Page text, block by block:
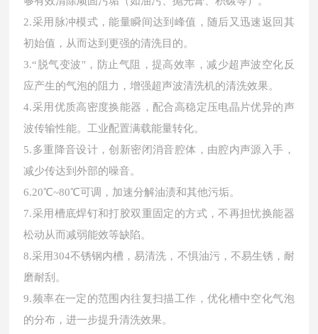
2.采用脉冲模式，能量瞬间达到峰值，随后又迅速返回其
初始值，从而达到更强的清洗目的。
3.“脱气变波"，防止气阻，提高效率，减少超声波空化反
应产生的气泡的阻力，增强超声波清洗机的清洗效果。
4.采用优质高密度换能器，配合高稳定压电晶片优异的声
波传输性能。工业配置满载能量转化。
5.多重降音设计，创新密闭消音腔体，由腔内声源入手，
减少传达到外部的噪音。
6.20℃~80℃可调，加速分解油渍和其他污垢。
7.采用槽底焊钉和打胶双重固定的方式，不再担忧换能器
松动从而减弱能效等缺陷。
8.采用304不锈钢内槽，易清洗，不惧油污，不易生锈，耐
磨耐刮。
9.频率在一定的范围内往复扫描工作，优化槽中空化气泡
的分布，进一步提升清洗效果。